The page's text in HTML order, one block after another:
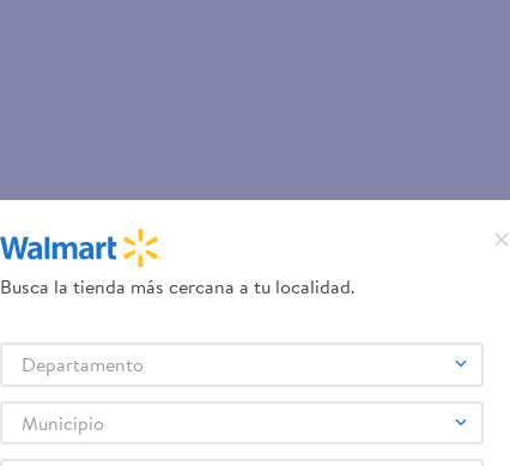
Busca la tienda más cercana a tu localidad.
Departamento
Municipio